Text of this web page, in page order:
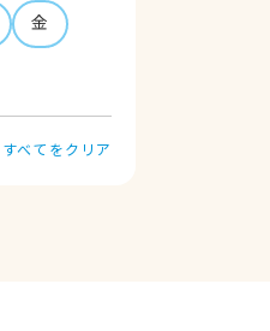
金
すべてをクリア